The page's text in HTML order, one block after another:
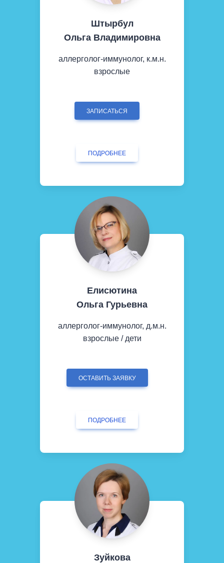
Штырбул
Ольга Владимировна
аллерголог-иммунолог, к.м.н.
взрослые
ЗАПИСАТЬСЯ
ПОДРОБНЕЕ
Елисютина
Ольга Гурьевна
аллерголог-иммунолог, д.м.н.
взрослые / дети
ОСТАВИТЬ ЗАЯВКУ
ПОДРОБНЕЕ
Зуйкова